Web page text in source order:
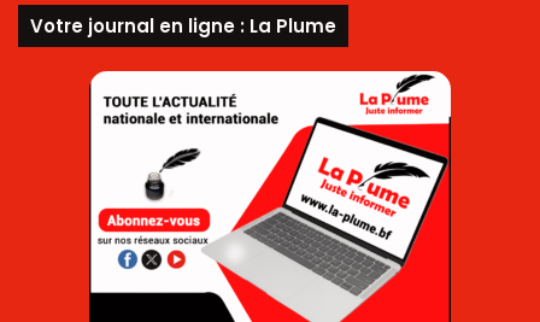
Votre journal en ligne : La Plume